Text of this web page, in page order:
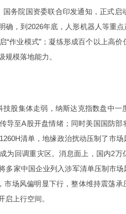
务院国资委联合印发通知，正式启
确，到2026年底，人形机器人等重
“作业模式”；凝练形成百个以上高
规模落地能力。
技股集体走弱，纳斯达克指数盘中一
导至A股开盘情绪；同时美国国防
清单，地缘政治扰动压制了市
为回调重灾区。消息面上，国内2
多家中国企业列入涉军清单压制市
市场风偏明显下行，整体维持震荡
启上行空间。